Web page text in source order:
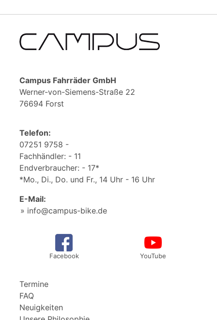
Campus Fahrräder GmbH
Werner-von-Siemens-Straße 22
76694 Forst
Telefon:
07251 9758 -
Fachhändler: - 11
Endverbraucher: - 17*
*Mo., Di., Do. und Fr., 14 Uhr - 16 Uhr
E-Mail:
info@campus-bike.de
Facebook YouTube
Termine
FAQ
Neuigkeiten